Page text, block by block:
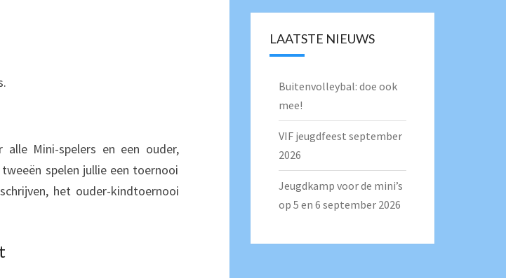
Mini-spelers en een ouder,
spelen jullie een toernooi
het ouder-kindtoernooi
LAATSTE NIEUWS
Buitenvolleybal: doe ook
mee!
VIF jeugdfeest september
2026
Jeugdkamp voor de mini’s
op 5 en 6 september 2026